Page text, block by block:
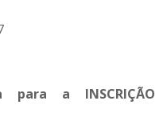
para a INSCRIÇÃO